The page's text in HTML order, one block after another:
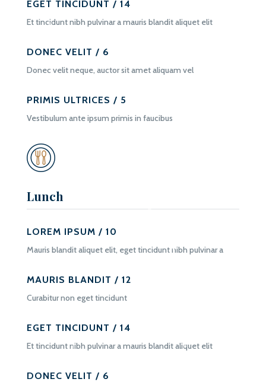
EGET TINCIDUNT / 14
Et tincidunt nibh pulvinar a mauris blandit aliquet elit
DONEC VELIT / 6
Donec velit neque, auctor sit amet aliquam vel
PRIMIS ULTRICES / 5
Vestibulum ante ipsum primis in faucibus
Lunch
LOREM IPSUM / 10
Mauris blandit aliquet elit, eget tincidunt nibh pulvinar a
MAURIS BLANDIT / 12
Curabitur non eget tincidunt
EGET TINCIDUNT / 14
Et tincidunt nibh pulvinar a mauris blandit aliquet elit
DONEC VELIT / 6